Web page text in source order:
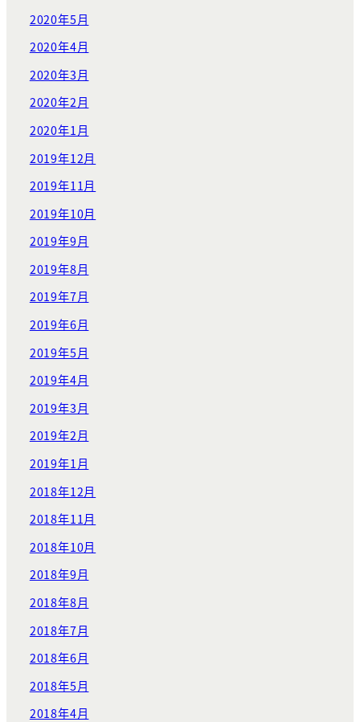
2020年5月
2020年4月
2020年3月
2020年2月
2020年1月
2019年12月
2019年11月
2019年10月
2019年9月
2019年8月
2019年7月
2019年6月
2019年5月
2019年4月
2019年3月
2019年2月
2019年1月
2018年12月
2018年11月
2018年10月
2018年9月
2018年8月
2018年7月
2018年6月
2018年5月
2018年4月